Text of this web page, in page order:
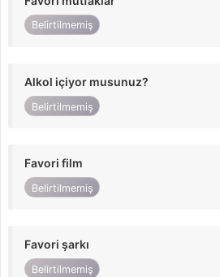
Belirtilmemiş
Alkol içiyor musunuz?
Belirtilmemiş
Favori film
Belirtilmemiş
Favori şarkı
Belirtilmemiş